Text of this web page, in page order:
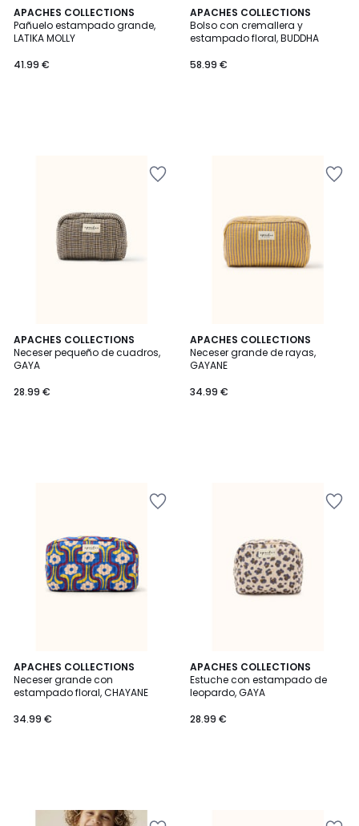
APACHES COLLECTIONS
Pañuelo estampado grande,
LATIKA MOLLY
41.99 €
APACHES COLLECTIONS
Bolso con cremallera y
estampado floral, BUDDHA
58.99 €
APACHES COLLECTIONS
Neceser pequeño de cuadros,
GAYA
28.99 €
APACHES COLLECTIONS
Neceser grande de rayas,
GAYANE
34.99 €
APACHES COLLECTIONS
Neceser grande con
estampado floral, CHAYANE
34.99 €
APACHES COLLECTIONS
Estuche con estampado de
leopardo, GAYA
28.99 €